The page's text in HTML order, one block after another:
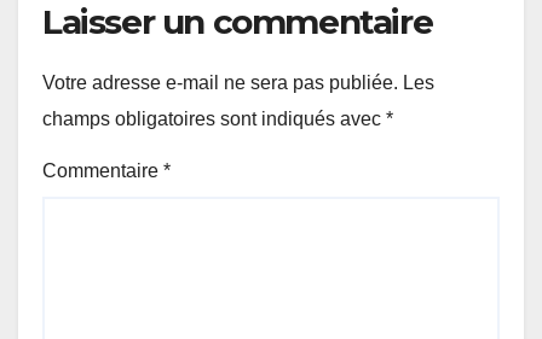
Laisser un commentaire
Votre adresse e-mail ne sera pas publiée. Les
champs obligatoires sont indiqués avec *
Commentaire *